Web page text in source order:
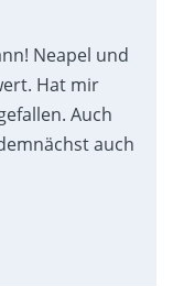
Neapel und
Hat mir
Auch
auch